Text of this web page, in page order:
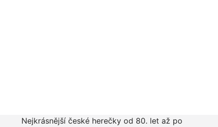
Nejkrásnější české herečky od 80. let až po